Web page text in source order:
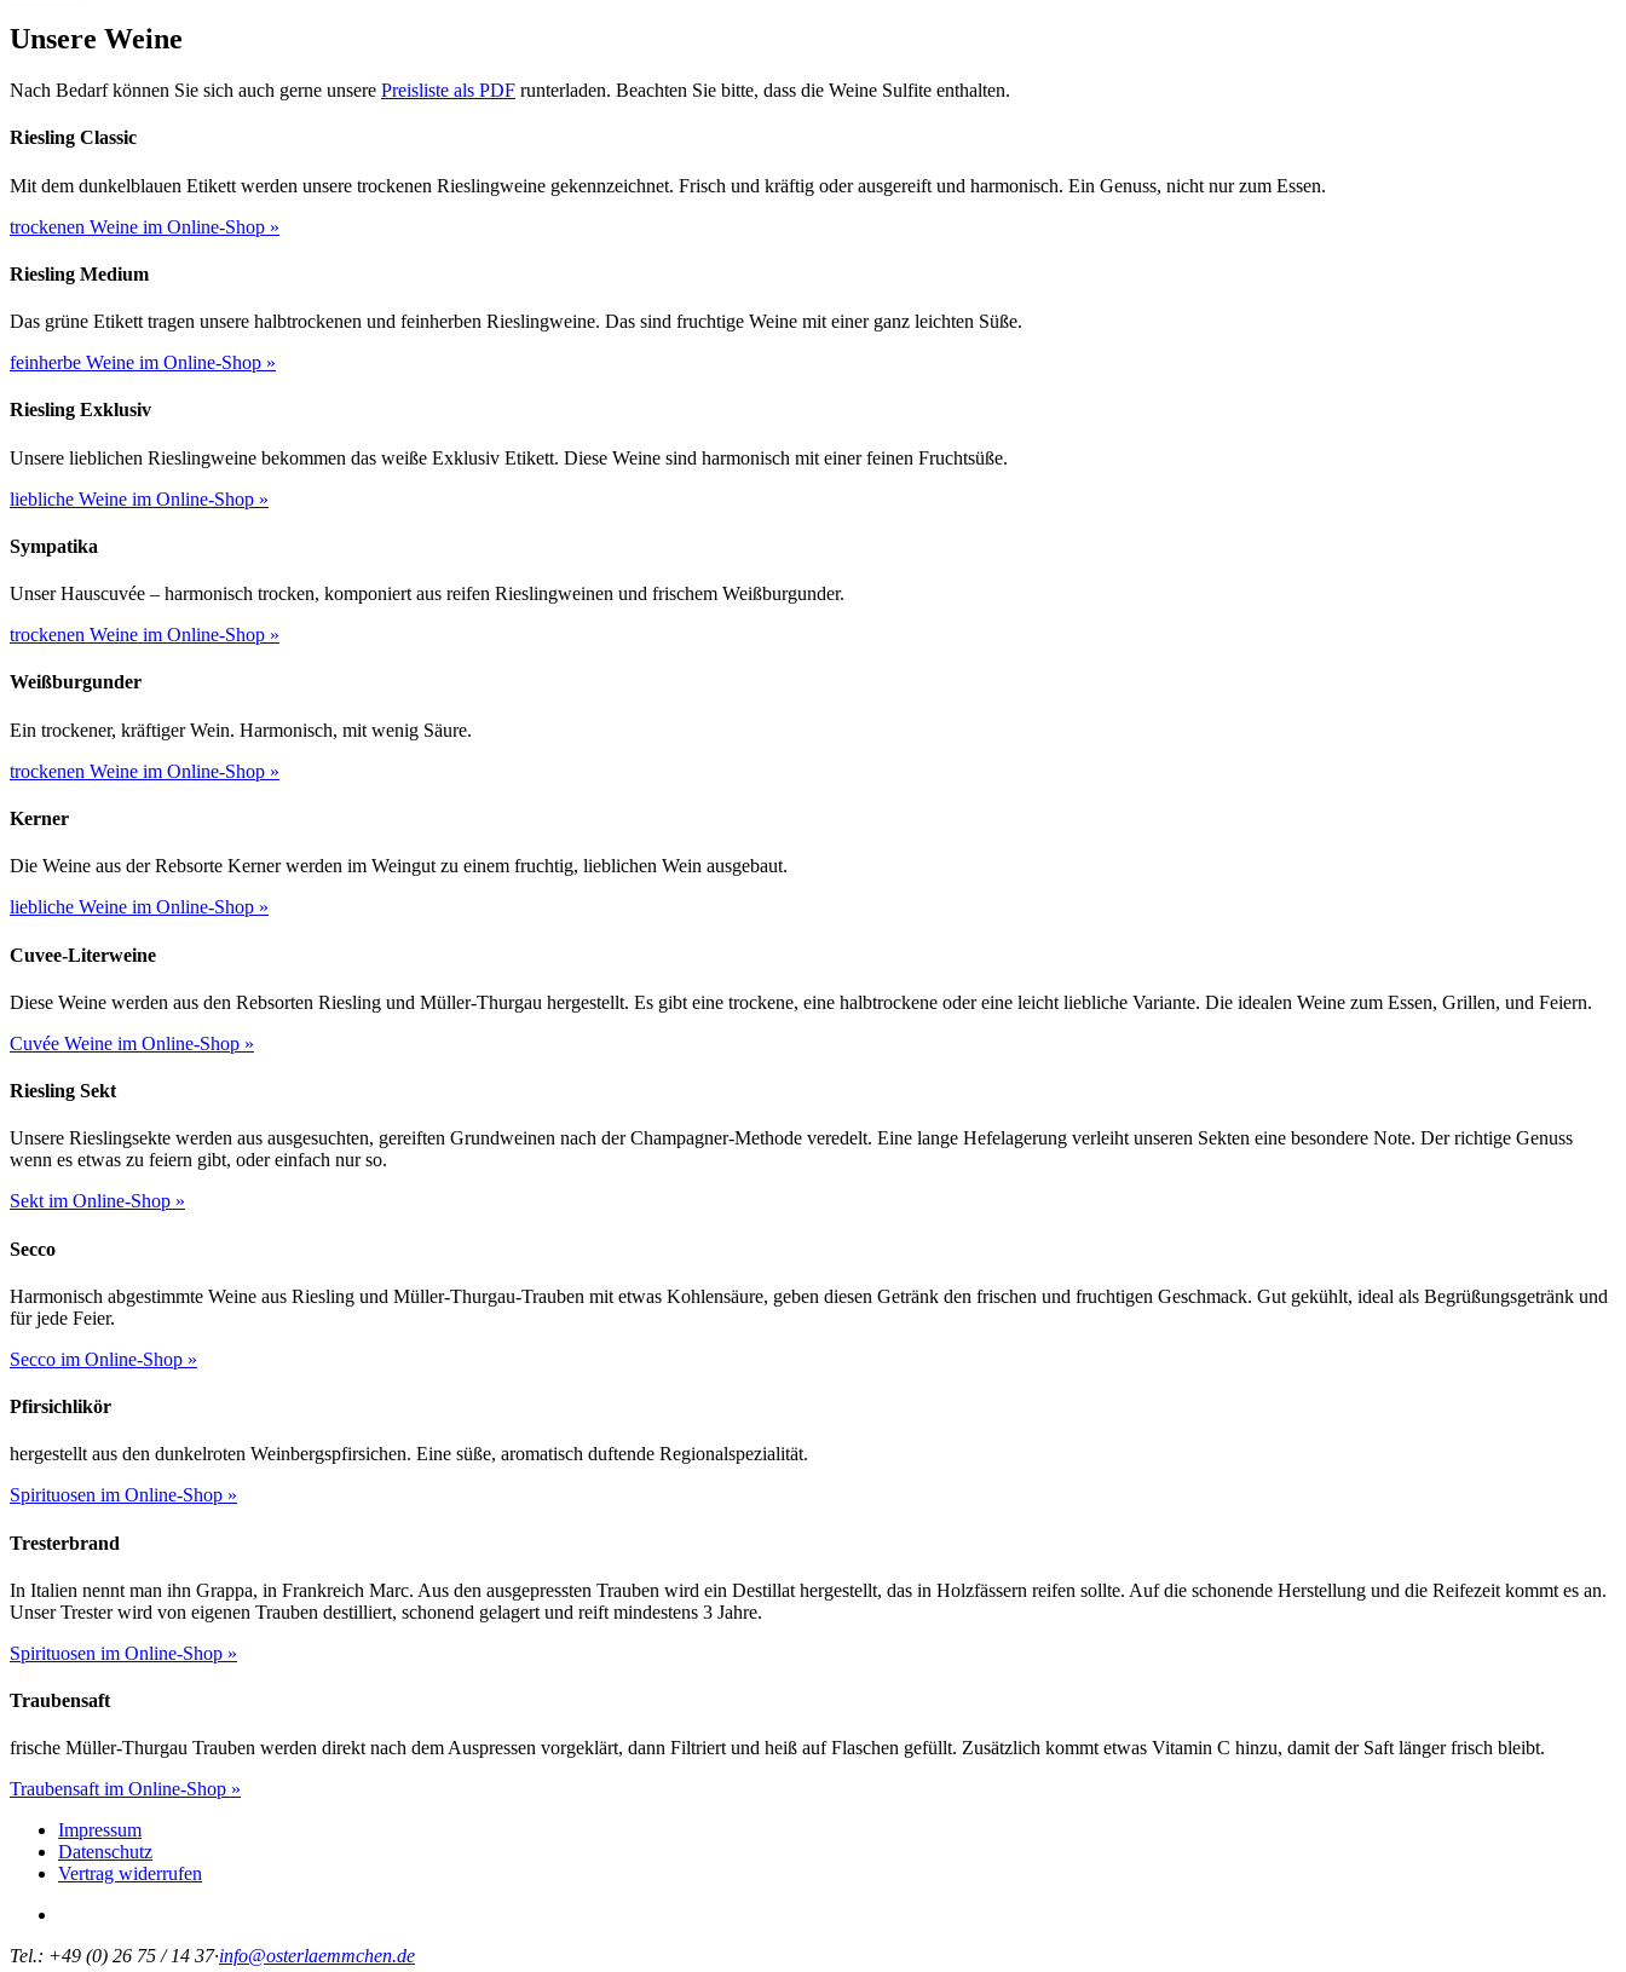
Unsere Weine
Nach Bedarf können Sie sich auch gerne unsere Preisliste als PDF runterladen. Beachten Sie bitte, dass die Weine Sulfite enthalten.
Riesling Classic
Mit dem dunkelblauen Etikett werden unsere trockenen Rieslingweine gekennzeichnet. Frisch und kräftig oder ausgereift und harmonisch. Ein Genuss, nicht nur zum Essen.
trockenen Weine im Online-Shop »
Riesling Medium
Das grüne Etikett tragen unsere halbtrockenen und feinherben Rieslingweine. Das sind fruchtige Weine mit einer ganz leichten Süße.
feinherbe Weine im Online-Shop »
Riesling Exklusiv
Unsere lieblichen Rieslingweine bekommen das weiße Exklusiv Etikett. Diese Weine sind harmonisch mit einer feinen Fruchtsüße.
liebliche Weine im Online-Shop »
Sympatika
Unser Hauscuvée – harmonisch trocken, komponiert aus reifen Rieslingweinen und frischem Weißburgunder.
trockenen Weine im Online-Shop »
Weißburgunder
Ein trockener, kräftiger Wein. Harmonisch, mit wenig Säure.
trockenen Weine im Online-Shop »
Kerner
Die Weine aus der Rebsorte Kerner werden im Weingut zu einem fruchtig, lieblichen Wein ausgebaut.
liebliche Weine im Online-Shop »
Cuvee-Literweine
Diese Weine werden aus den Rebsorten Riesling und Müller-Thurgau hergestellt. Es gibt eine trockene, eine halbtrockene oder eine leicht liebliche Variante. Die idealen Weine zum Essen, Grillen, und Feiern.
Cuvée Weine im Online-Shop »
Riesling Sekt
Unsere Rieslingsekte werden aus ausgesuchten, gereiften Grundweinen nach der Champagner-Methode veredelt. Eine lange Hefelagerung verleiht unseren Sekten eine besondere Note. Der richtige Genuss
wenn es etwas zu feiern gibt, oder einfach nur so.
Sekt im Online-Shop »
Secco
Harmonisch abgestimmte Weine aus Riesling und Müller-Thurgau-Trauben mit etwas Kohlensäure, geben diesen Getränk den frischen und fruchtigen Geschmack. Gut gekühlt, ideal als Begrüßungsgetränk und
für jede Feier.
Secco im Online-Shop »
Pfirsichlikör
hergestellt aus den dunkelroten Weinbergspfirsichen. Eine süße, aromatisch duftende Regionalspezialität.
Spirituosen im Online-Shop »
Tresterbrand
In Italien nennt man ihn Grappa, in Frankreich Marc. Aus den ausgepressten Trauben wird ein Destillat hergestellt, das in Holzfässern reifen sollte. Auf die schonende Herstellung und die Reifezeit kommt es an.
Unser Trester wird von eigenen Trauben destilliert, schonend gelagert und reift mindestens 3 Jahre.
Spirituosen im Online-Shop »
Traubensaft
frische Müller-Thurgau Trauben werden direkt nach dem Auspressen vorgeklärt, dann Filtriert und heiß auf Flaschen gefüllt. Zusätzlich kommt etwas Vitamin C hinzu, damit der Saft länger frisch bleibt.
Traubensaft im Online-Shop »
Impressum
Datenschutz
Vertrag widerrufen
Tel.: +49 (0) 26 75 / 14 37·info@osterlaemmchen.de